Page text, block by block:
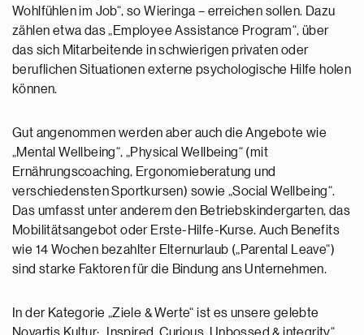
Wohlfühlen im Job“, so Wieringa – erreichen sollen. Dazu
zählen etwa das „Employee Assistance Program“, über
das sich Mitarbeitende in schwierigen privaten oder
beruflichen Situationen externe psychologische Hilfe holen
können.
Gut angenommen werden aber auch die Angebote wie
„Mental Wellbeing“, „Physical Wellbeing“ (mit
Ernährungscoaching, Ergonomieberatung und
verschiedensten Sportkursen) sowie „Social Wellbeing“.
Das umfasst unter anderem den Betriebskindergarten, das
Mobilitätsangebot oder Erste-Hilfe-Kurse. Auch Benefits
wie 14 Wochen bezahlter Elternurlaub („Parental Leave“)
sind starke Faktoren für die Bindung ans Unternehmen.
In der Kategorie „Ziele & Werte“ ist es unsere gelebte